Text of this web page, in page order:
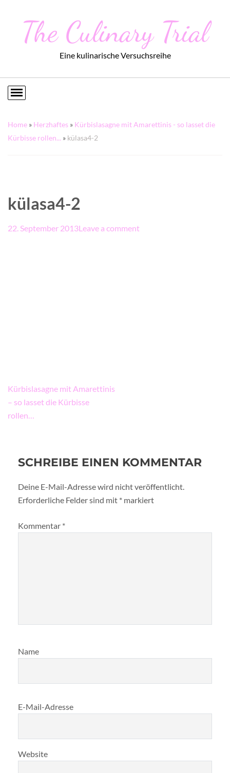
The Culinary Trial
Eine kulinarische Versuchsreihe
Home » Herzhaftes » Kürbislasagne mit Amarettinis - so lasset die
Kürbisse rollen... » külasa4-2
külasa4-2
22. September 2013Leave a comment
Beitragsnavigation
Kürbislasagne mit Amarettinis
– so lasset die Kürbisse
rollen…
SCHREIBE EINEN KOMMENTAR
Deine E-Mail-Adresse wird nicht veröffentlicht.
Erforderliche Felder sind mit * markiert
Kommentar *
Name
E-Mail-Adresse
Website